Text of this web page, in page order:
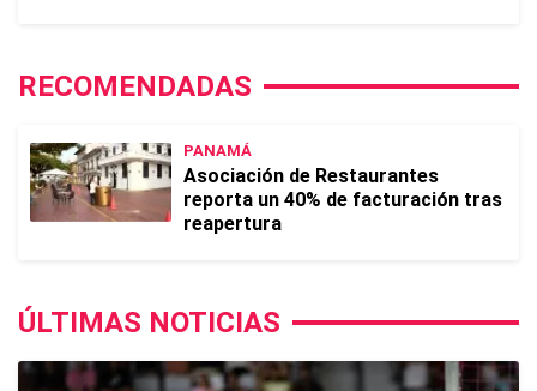
RECOMENDADAS
PANAMÁ
Asociación de Restaurantes
reporta un 40% de facturación tras
reapertura
ÚLTIMAS NOTICIAS